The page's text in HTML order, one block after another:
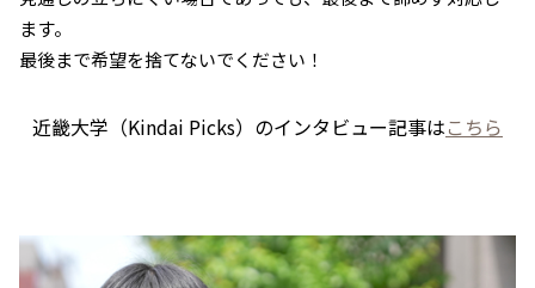
ます。
最後まで希望を捨てないでください！
近畿大学（Kindai Picks）のインタビュー記事はこちら